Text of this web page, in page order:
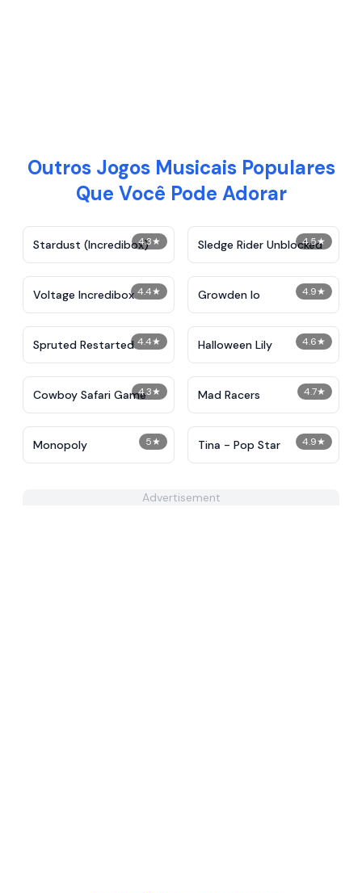
Outros Jogos Musicais Populares
Que Você Pode Adorar
4.3★
Stardust (Incredibox) 4.5★
Sledge Rider Unblocked
4.4★
Voltage Incredibox 4.9★
Growden Io
4.4★
Spruted Restarted 4.6★
Halloween Lily
4.3★
Cowboy Safari Game 4.7★
Mad Racers
5★
Monopoly 4.9★
Tina - Pop Star
Advertisement